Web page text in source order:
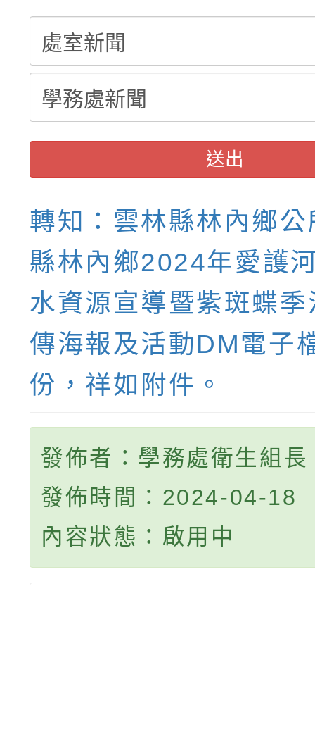
結果(第3招)
送出
轉知：雲林縣林內鄉
縣林內鄉2024年愛護
水資源宣導暨紫斑蝶
傳海報及活動DM電子
份，祥如附件。
發佈者：學務處衛生組長
發佈時間：2024-04-18
內容狀態：啟用中